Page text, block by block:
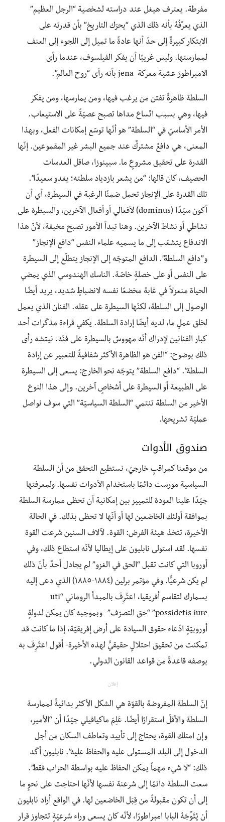
مفرطة. يعترف هيغل عند دراسته لشخصية “الرجل العظيم”
الذي يعرِّفُهُ بأنه ذلك الذي “يحرّك التاريخ” بأن قدرته على
الابتكار كبيرةٌ إلى حدّ أنها عادةً ما تميل إلى اللجوء إلى العنف
لممارستها. وليس غريبًا أن يفكر الفيلسوف، عندما رأى
الامبراطورَ عشية معركة jena بأنه رأى “روح العالم”.
السلطة ظاهرةٌ تفتن من يرغب فيها، ومن يمارسها، ومن يفكر
فيها، وهي بسبب اتّساع مداها تصبح عصيّةً على الاستيعاب.
الأمر الأساسيّ في “السلطة” هو أنّها توسّع إمكانات الفعل، وبهذا
المعنى، هي دافعٌ مشتركٌ عند جميع البشر غير المقموعين. إنّها
القدرة على تحقيق مشروعٍ ما. سبينوزا، صاقل العدسات
الحصيف، كان قالها: “من يشعر بازدياد سلطته؛ يغدو سعيدًا”.
تلك القدرة على الإنجاز تحمل ضمنًا الرغبة في السيطرة، أي أن
أكون سيّدًا (dominus) لأفعالي أو أفعال الآخرين، والسيطرة على
نشاطي أو نشاط الآخرين. وهنا تبدأ الأمور تصبح مخيفة، لأنّ هذا
الاندفاع يتشعّب إلى ما يسميه علماء النفس “دافع الإنجاز”
و”دافع السلطة”. الدافع المتوجّه إلى الإنجاز يتطلّع إلى السيطرة
على النفس أو على خصلةٍ خاصّة. الناسك الهندوسي الذي يمضي
الحياة منعزلاً في غابة مخضعًا نفسه لانضباطٍ شديد، يريد أيضًا
الوصول إلى السلطة، لكنّها السيطرة على عقله. الفنان الذي يعمل
لخلق عملٍ ما، لديه أيضًا إرادة السلطة. يكفي قراءة مذكّرات أحد
كبار الفنانين لإدراك أنّه مهووسٌ بالسيطرة على فنّه. نيتشه رأى
ذلك بوضوح: “الفن هو الظاهرة الأكثر شفافيةً للتعبير عن إرادة
السلطة”. “دافع السلطة” يتوجّه نحو الخارج: يسعى إلى السيطرة
على الطبيعة أو السيطرة على أشخاصٍ آخرين. وإلى هذا النوع
الأخير من السلطة تنتمي “السلطة السياسيّة” التي سوف نواصل
عمليّة تشريحها.
صندوق الأدوات
من موقعنا كمراقبٍ خارجيّ، نستطيع التحقق من أن السلطة
السياسية مورست دائمًا باستخدام الأدوات نفسها. ولمعرفتها
جيّدًا علينا العودة للتمييز بين إمكانية أن تحظى ممارسة السلطة
بموافقة أولئك الخاضعين لها أو أنّها لا تحظى بذلك. في الحالة
الأخيرة، تتخذ هيئة الفرض: القوة. لآلاف السنين شرعت القوة
نفسها. لقد استولى نابليون على إيطاليا لأنّه استطاع ذلك، وفي
أوروبا التي كانت تقبل “الحق في الغزو” لم يجادل أحدٌ بأنّ ذلك
لم يكن شرعيًّا. وفي مؤتمر برلين (١٨٨٤-١٨٨٥) الذي دعى إليه
بسمارك لتقاسم أفريقيا، اعتُرِفَ بالمبدأ الروماني “uti
possidetis iure” “حق التصرّف”- وبموجبه كان يمكن لدولةٍ
أوروبيّةٍ ادّعاء حقوق السيادة على أرض إفريقيّة، إذا ما كانت قد
تمكنت من تحقيق احتلالٍ حقيقيٍّ لهذه الأخيرة- أقول اعتُرِفَ به
بوصفه قاعدةً من قواعد القانون الدولي.
إعلان
إنّ السلطة المفروضة بالقوّة هي الشكل الأكثر بدائيةً لممارسة
السلطة والأقلّ استقرارًا أيضًا. عَلِمَ ماكيافيلي جيّدًا أن “الأمير،
وإن امتلك القوة، يحتاج إلى تأييد وتعاطف السكان من أجل
الدخول إلى البلد المستولى عليه والحفاظ عليه”. نابليون أكّد
ذلك: “لا شيء مهماً يمكن الحفاظ عليه بواسطة الحراب فقط”.
سعت السلطة دائمًا إلى شرعنة نفسها لأنّها احتاجت على نحوٍ ما
إلى أن تكون مقبولةً من قِبَل الخاضعين لها. في الواقع أراد نابليون
أن يُتَوِّجَهُ البابا امبراطورًا، لأنّه كان يسعى وراء شرعيّةٍ تتجاوز قرار